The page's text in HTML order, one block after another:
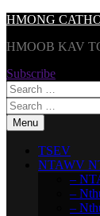
Skip
content
HMONG
HMOOB KAV
Subscribe
Search
for:
Search
for:Menu
TSEV
NTAWV
–
–
–